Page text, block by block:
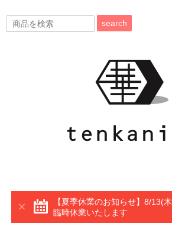
search
【夏季休業のお知らせ】8/13(
臨時休業いたします